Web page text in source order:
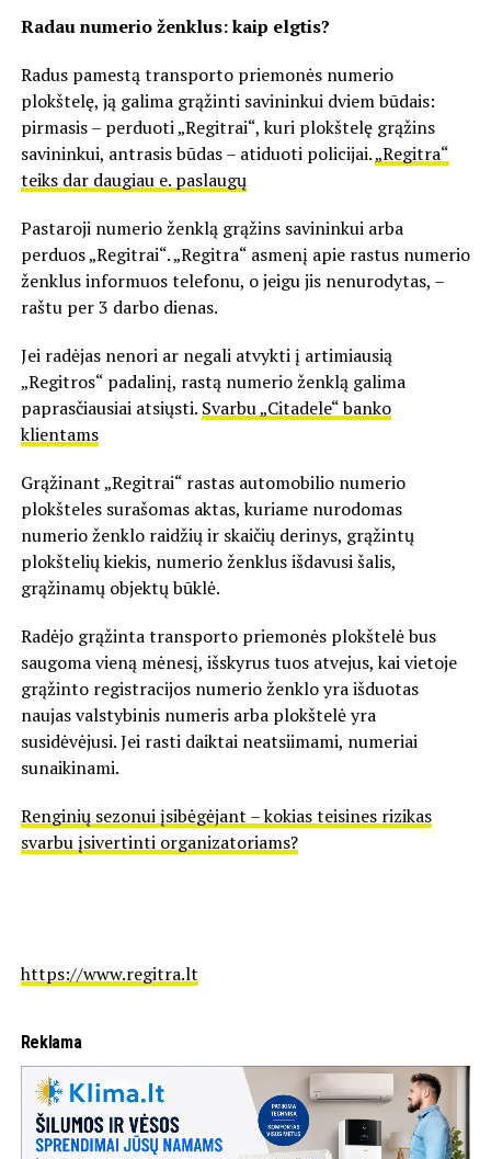
Radau numerio ženklus: kaip elgtis?
Radus pamestą transporto priemonės numerio
plokštelę, ją galima grąžinti savininkui dviem būdais:
pirmasis – perduoti „Regitrai“, kuri plokštelę grąžins
savininkui, antrasis būdas – atiduoti policijai.„Regitra“
teiks dar daugiau e. paslaugų
Pastaroji numerio ženklą grąžins savininkui arba
perduos „Regitrai“. „Regitra“ asmenį apie rastus numerio
ženklus informuos telefonu, o jeigu jis nenurodytas, –
raštu per 3 darbo dienas.
Jei radėjas nenori ar negali atvykti į artimiausią
„Regitros“ padalinį, rastą numerio ženklą galima
paprasčiausiai atsiųsti. Svarbu „Citadele“ banko
klientams
Grąžinant „Regitrai“ rastas automobilio numerio
plokšteles surašomas aktas, kuriame nurodomas
numerio ženklo raidžių ir skaičių derinys, grąžintų
plokštelių kiekis, numerio ženklus išdavusi šalis,
grąžinamų objektų būklė.
Radėjo grąžinta transporto priemonės plokštelė bus
saugoma vieną mėnesį, išskyrus tuos atvejus, kai vietoje
grąžinto registracijos numerio ženklo yra išduotas
naujas valstybinis numeris arba plokštelė yra
susidėvėjusi. Jei rasti daiktai neatsiimami, numeriai
sunaikinami.
Renginių sezonui įsibėgėjant – kokias teisines rizikas
svarbu įsivertinti organizatoriams?
https://www.regitra.lt
Reklama